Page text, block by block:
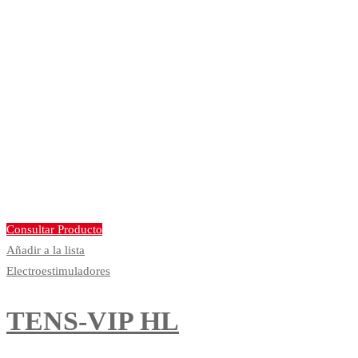
Consultar Producto
Añadir a la lista
Electroestimuladores
TENS-VIP HL